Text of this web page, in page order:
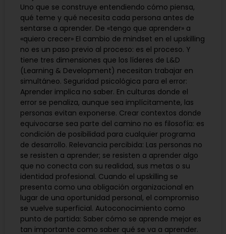
Uno que se construye entendiendo cómo piensa,
qué teme y qué necesita cada persona antes de
sentarse a aprender. De «tengo que aprender» a
«quiero crecer» El cambio de mindset en el upskilling
no es un paso previo al proceso: es el proceso. Y
tiene tres dimensiones que los líderes de L&D
(Learning & Development) necesitan trabajar en
simultáneo. Seguridad psicológica para el error:
Aprender implica no saber. En culturas donde el
error se penaliza, aunque sea implícitamente, las
personas evitan exponerse. Crear contextos donde
equivocarse sea parte del camino no es filosofía: es
condición de posibilidad para cualquier programa
de desarrollo. Relevancia percibida: Las personas no
se resisten a aprender; se resisten a aprender algo
que no conecta con su realidad, sus metas o su
identidad profesional. Cuando el upskilling se
presenta como una obligación organizacional en
lugar de una oportunidad personal, el compromiso
se vuelve superficial. Autoconocimiento como
punto de partida: Saber cómo se aprende mejor es
tan importante como saber qué se va a aprender.